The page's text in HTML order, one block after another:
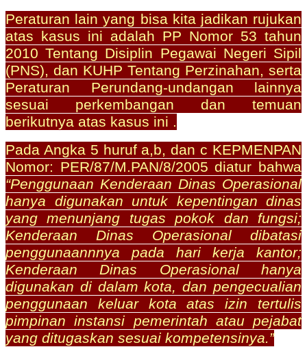
Peraturan lain yang bisa kita jadikan rujukan
atas kasus ini adalah PP Nomor 53 tahun
2010 Tentang Disiplin Pegawai Negeri Sipil
(PNS), dan KUHP Tentang Perzinahan, serta
Peraturan Perundang-undangan lainnya
sesuai perkembangan dan temuan
berikutnya atas kasus ini .
Pada Angka 5 huruf a,b, dan c KEPMENPAN
Nomor: PER/87/M.PAN/8/2005 diatur bahwa
“Penggunaan Kenderaan Dinas Operasional
hanya digunakan untuk kepentingan dinas
yang menunjang tugas pokok dan fungsi;
Kenderaan Dinas Operasional dibatasi
penggunaannnya pada hari kerja kantor;
Kenderaan Dinas Operasional hanya
digunakan di dalam kota, dan pengecualian
penggunaan keluar kota atas izin tertulis
pimpinan instansi pemerintah atau pejabat
yang ditugaskan sesuai kompetensinya.”